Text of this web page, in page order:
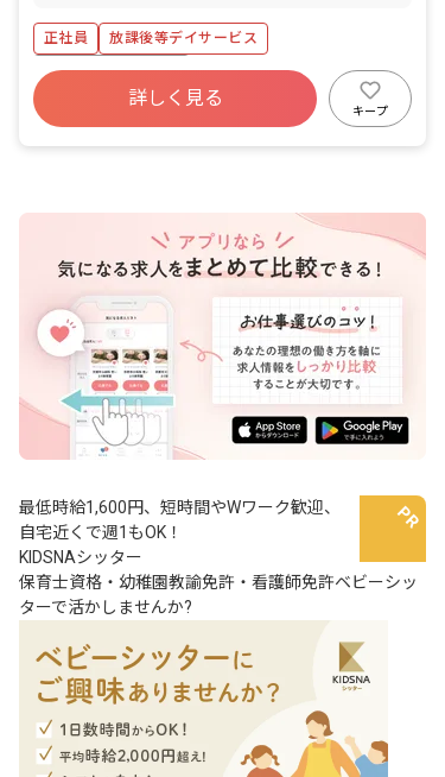
正社員
放課後等デイサービス
ボーナス・賞与あり
寮・住宅・家賃補助あり
社会保険完備
詳しく見る
キープ
最低時給1,600円、短時間やWワーク歓迎、
自宅近くで週1もOK！
KIDSNAシッター
保育士資格・幼稚園教諭免許・看護師免許ベビーシッ
ターで活かしませんか?